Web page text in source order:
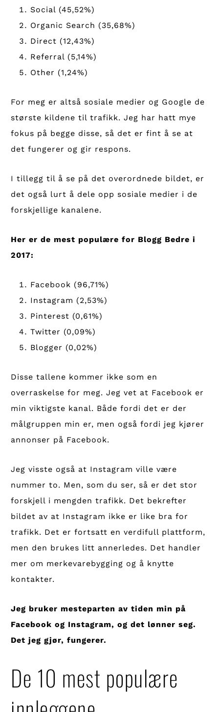
Social (45,52%)
Organic Search (35,68%)
Direct (12,43%)
Referral (5,14%)
Other (1,24%)
For meg er altså sosiale medier og Google de
største kildene til trafikk. Jeg har hatt mye
fokus på begge disse, så det er fint å se at
det fungerer og gir respons.
I tillegg til å se på det overordnede bildet, er
det også lurt å dele opp sosiale medier i de
forskjellige kanalene.
Her er de mest populære for Blogg Bedre i
2017:
Facebook (96,71%)
Instagram (2,53%)
Pinterest (0,61%)
Twitter (0,09%)
Blogger (0,02%)
Disse tallene kommer ikke som en
overraskelse for meg. Jeg vet at Facebook er
min viktigste kanal. Både fordi det er der
målgruppen min er, men også fordi jeg kjører
annonser på Facebook.
Jeg visste også at Instagram ville være
nummer to. Men, som du ser, så er det stor
forskjell i mengden trafikk. Det bekrefter
bildet av at Instagram ikke er like bra for
trafikk. Det er fortsatt en verdifull plattform,
men den brukes litt annerledes. Det handler
mer om merkevarebygging og å knytte
kontakter.
Jeg bruker mesteparten av tiden min på
Facebook og Instagram, og det lønner seg.
Det jeg gjør, fungerer.
De 10 mest populære